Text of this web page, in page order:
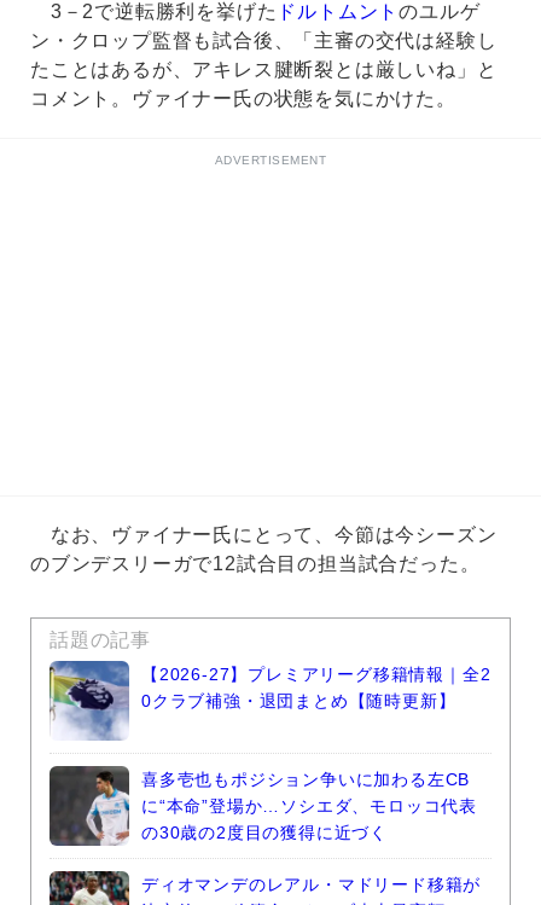
3－2で逆転勝利を挙げた ドルトムントのユルゲ
ン・クロップ監督も試合後、「主審の交代は経験し
たことはあるが、アキレス腱断裂とは厳しいね」と
コメント。ヴァイナー氏の状態を気にかけた。
ADVERTISEMENT
なお、ヴァイナー氏にとって、今節は今シーズン
のブンデスリーガで12試合目の担当試合だった。
話題の記事
【2026-27】プレミアリーグ移籍情報｜全2
0クラブ補強・退団まとめ【随時更新】
喜多壱也もポジション争いに加わる左CB
に“本命”登場か…ソシエダ、モロッコ代表
の30歳の2度目の獲得に近づく
ディオマンデのレアル・マドリード移籍が